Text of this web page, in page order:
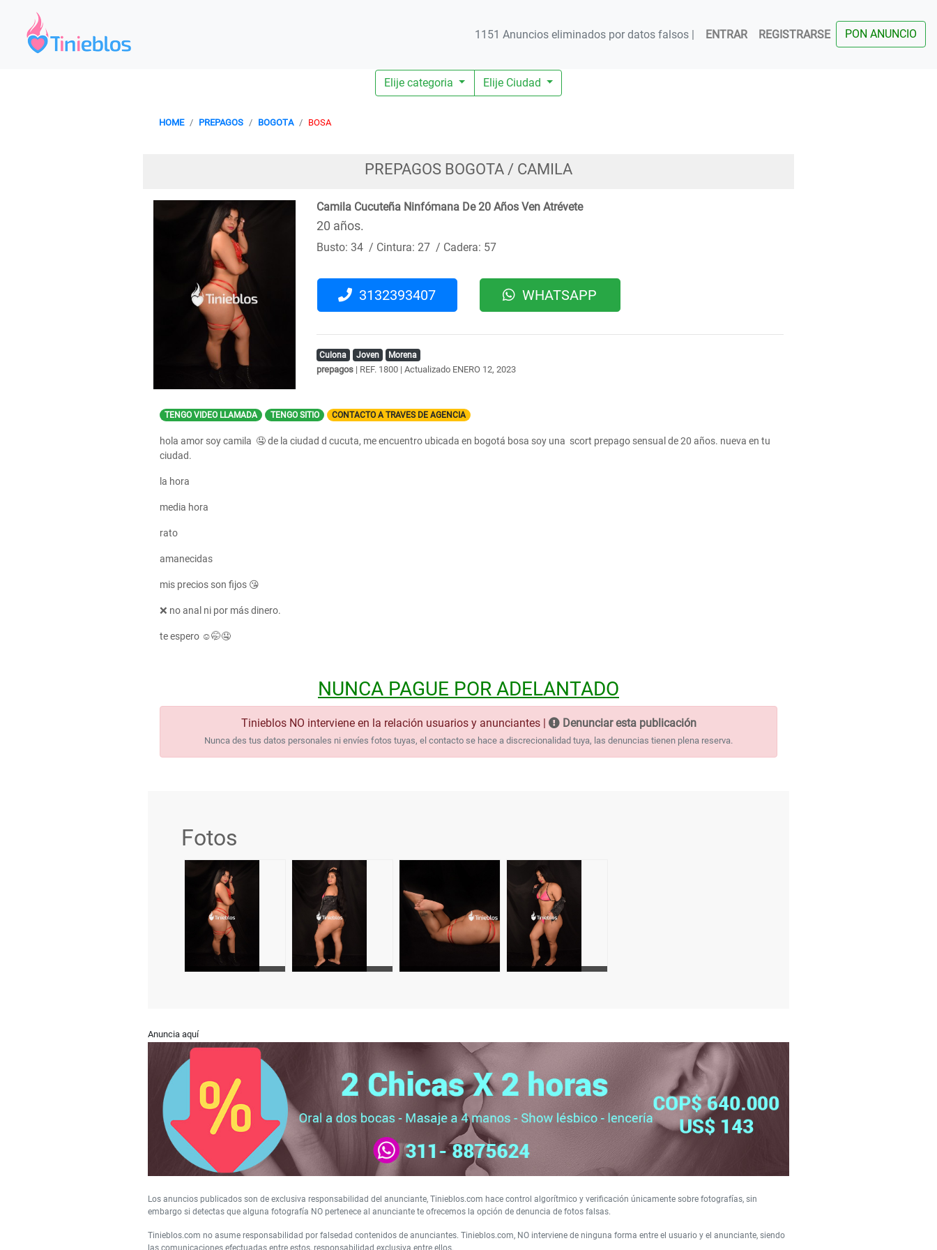
1151 Anuncios eliminados por datos falsos | ENTRAR REGISTRARSE PON ANUNCIO
Elije categoria Elije Ciudad
HOME PREPAGOS BOGOTA BOSA
PREPAGOS BOGOTA / CAMILA
Camila Cucuteña Ninfómana De 20 Años Ven Atrévete
20 años.
Busto: 34 / Cintura: 27 / Cadera: 57
3132393407 WHATSAPP
Culona Joven Morena
prepagos| REF. 1800 | Actualizado ENERO 12, 2023
TENGO VIDEO LLAMADA TENGO SITIO CONTACTO A TRAVES DE AGENCIA
hola amor soy camila 🤤 de la ciudad d cucuta, me encuentro ubicada en bogotá bosa soy una scort prepago sensual de 20 años. nueva en tu
ciudad.
la hora
media hora
rato
amanecidas
mis precios son fijos 😘
❌ no anal ni por más dinero.
te espero ☺️🤭🤤
NUNCA PAGUE POR ADELANTADO
Tinieblos NO interviene en la relación usuarios y anunciantes | Denunciar esta publicación
Nunca des tus datos personales ni envíes fotos tuyas, el contacto se hace a discrecionalidad tuya, las denuncias tienen plena reserva.
Fotos
Anuncia aquí
Los anuncios publicados son de exclusiva responsabilidad del anunciante, Tinieblos.com hace control algorítmico y verificación únicamente sobre fotografías, sin
embargo si detectas que alguna fotografía NO pertenece al anunciante te ofrecemos la opción de denuncia de fotos falsas.
Tinieblos.com no asume responsabilidad por falsedad contenidos de anunciantes. Tinieblos.com, NO interviene de ninguna forma entre el usuario y el anunciante, siendo
las comunicaciones efectuadas entre estos, responsabilidad exclusiva entre ellos.